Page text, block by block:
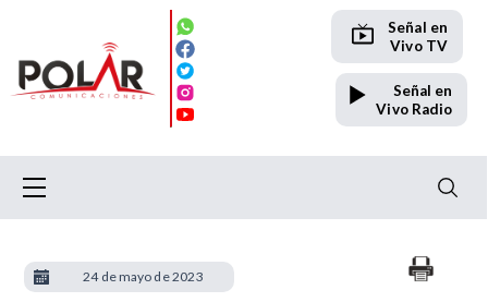
Señal en
Vivo TV
Señal en
Vivo Radio
24 de mayo de 2023